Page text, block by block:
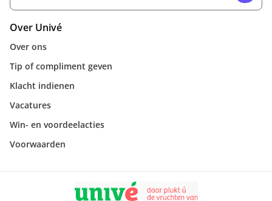
Over Univé
Over ons
Tip of compliment geven
Klacht indienen
Vacatures
Win- en voordeelacties
Voorwaarden